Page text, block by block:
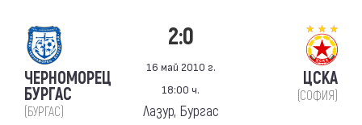
ЧЕРНОМОРЕЦ
БУРГАС
(БУРГАС)
2:0
16 май 2010 г.
18:00 ч.
Лазур, Бургас
ЦСКА
(СОФИЯ)